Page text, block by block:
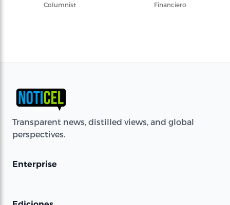
Columnist
Financiero
Transparent news, distilled views, and global
perspectives.
Enterprise